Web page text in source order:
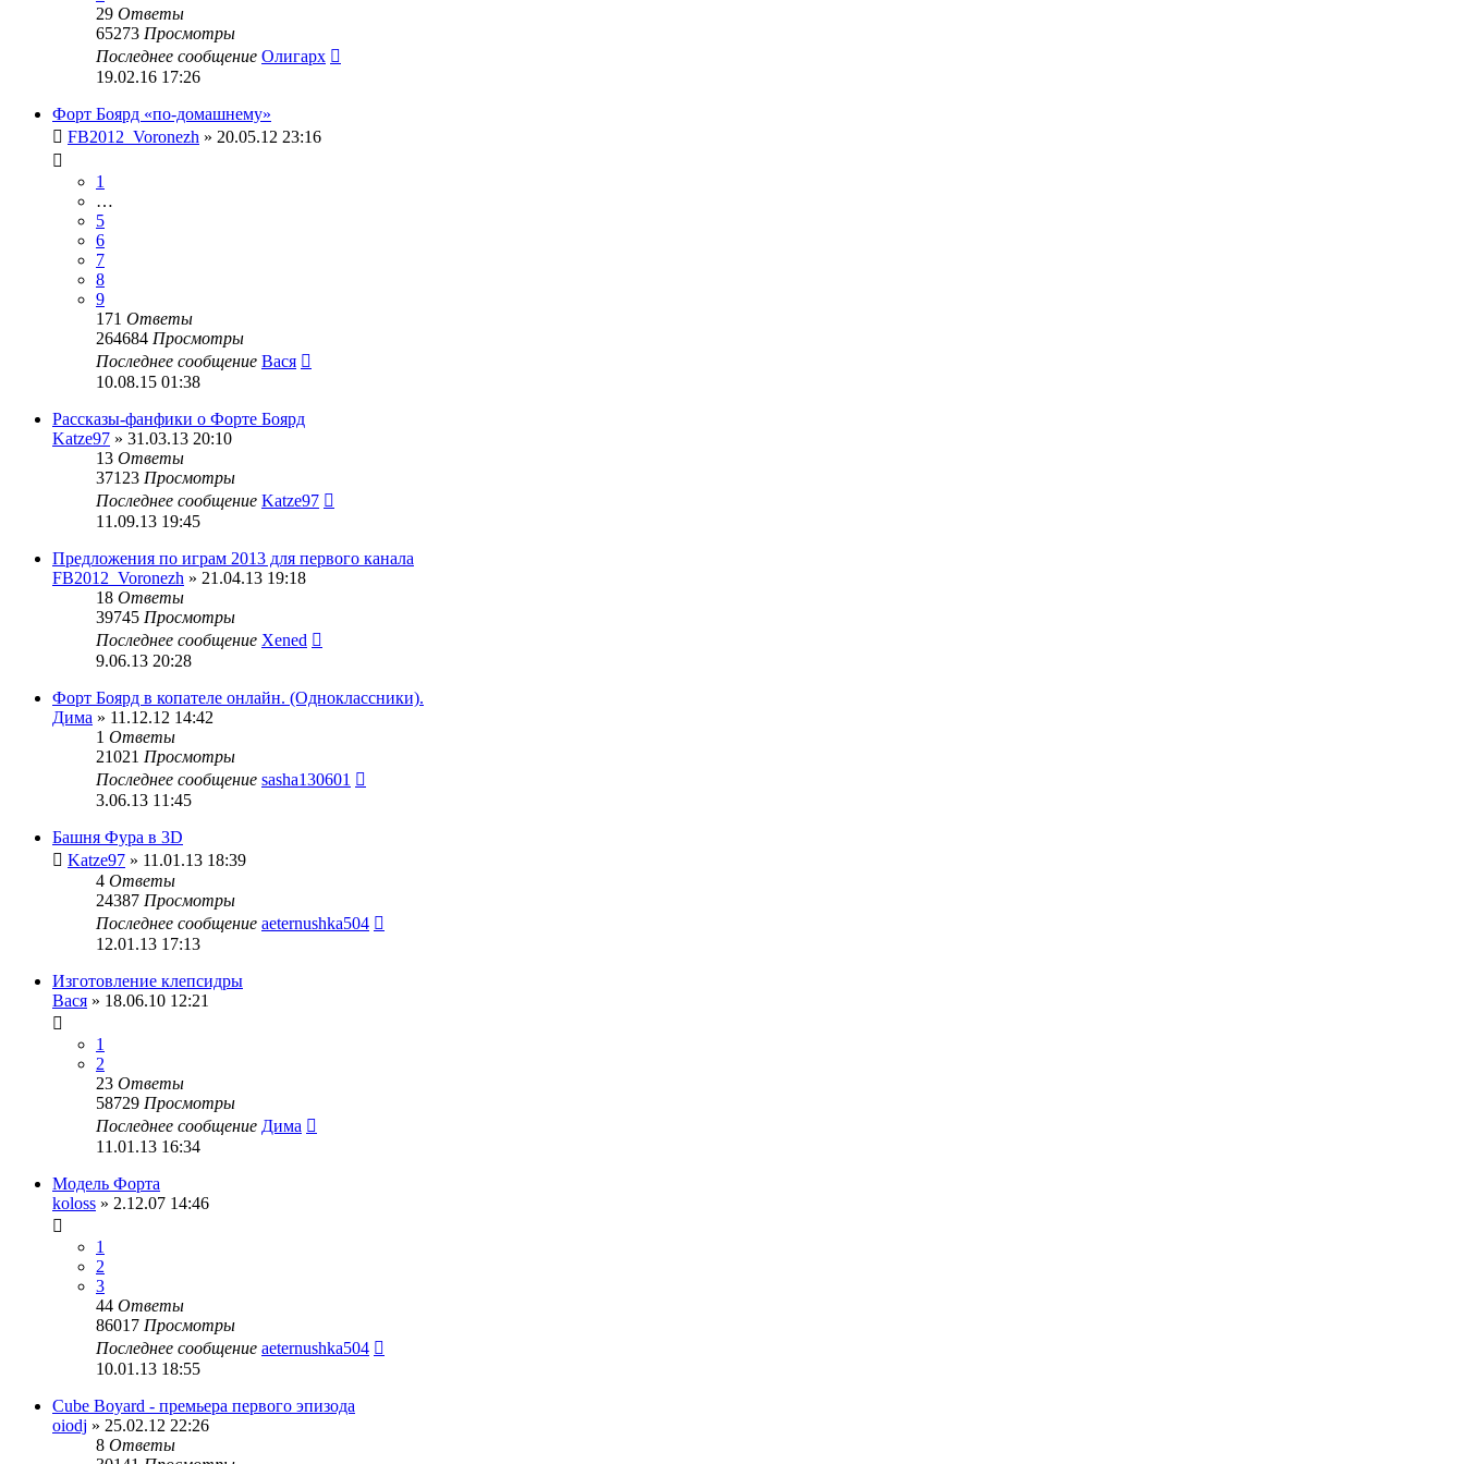
29 Ответы
65273 Просмотры
Последнее сообщение Олигарх
19.02.16 17:26
Форт Боярд «по-домашнему»
FB2012_Voronezh » 20.05.12 23:16
1
…
5
6
7
8
9
171 Ответы
264684 Просмотры
Последнее сообщение Вася
10.08.15 01:38
Рассказы-фанфики о Форте Боярд
Katze97 » 31.03.13 20:10
13 Ответы
37123 Просмотры
Последнее сообщение Katze97
11.09.13 19:45
Предложения по играм 2013 для первого канала
FB2012_Voronezh » 21.04.13 19:18
18 Ответы
39745 Просмотры
Последнее сообщение Xened
9.06.13 20:28
Форт Боярд в копателе онлайн. (Одноклассники).
Дима » 11.12.12 14:42
1 Ответы
21021 Просмотры
Последнее сообщение sasha130601
3.06.13 11:45
Башня Фура в 3D
Katze97 » 11.01.13 18:39
4 Ответы
24387 Просмотры
Последнее сообщение aeternushka504
12.01.13 17:13
Изготовление клепсидры
Вася » 18.06.10 12:21
1
2
23 Ответы
58729 Просмотры
Последнее сообщение Дима
11.01.13 16:34
Модель Форта
koloss » 2.12.07 14:46
1
2
3
44 Ответы
86017 Просмотры
Последнее сообщение aeternushka504
10.01.13 18:55
Cube Boyard - премьера первого эпизода
oiodj » 25.02.12 22:26
8 Ответы